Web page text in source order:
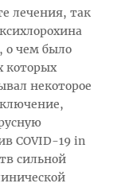
лечения, так
о чем было
которых
некоторое
COVID-19 in
сильной